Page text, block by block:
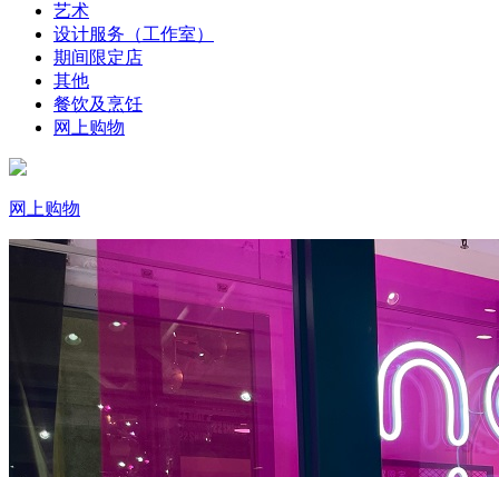
艺术
设计服务（工作室）
期间限定店
其他
餐饮及烹饪
网上购物
网上购物